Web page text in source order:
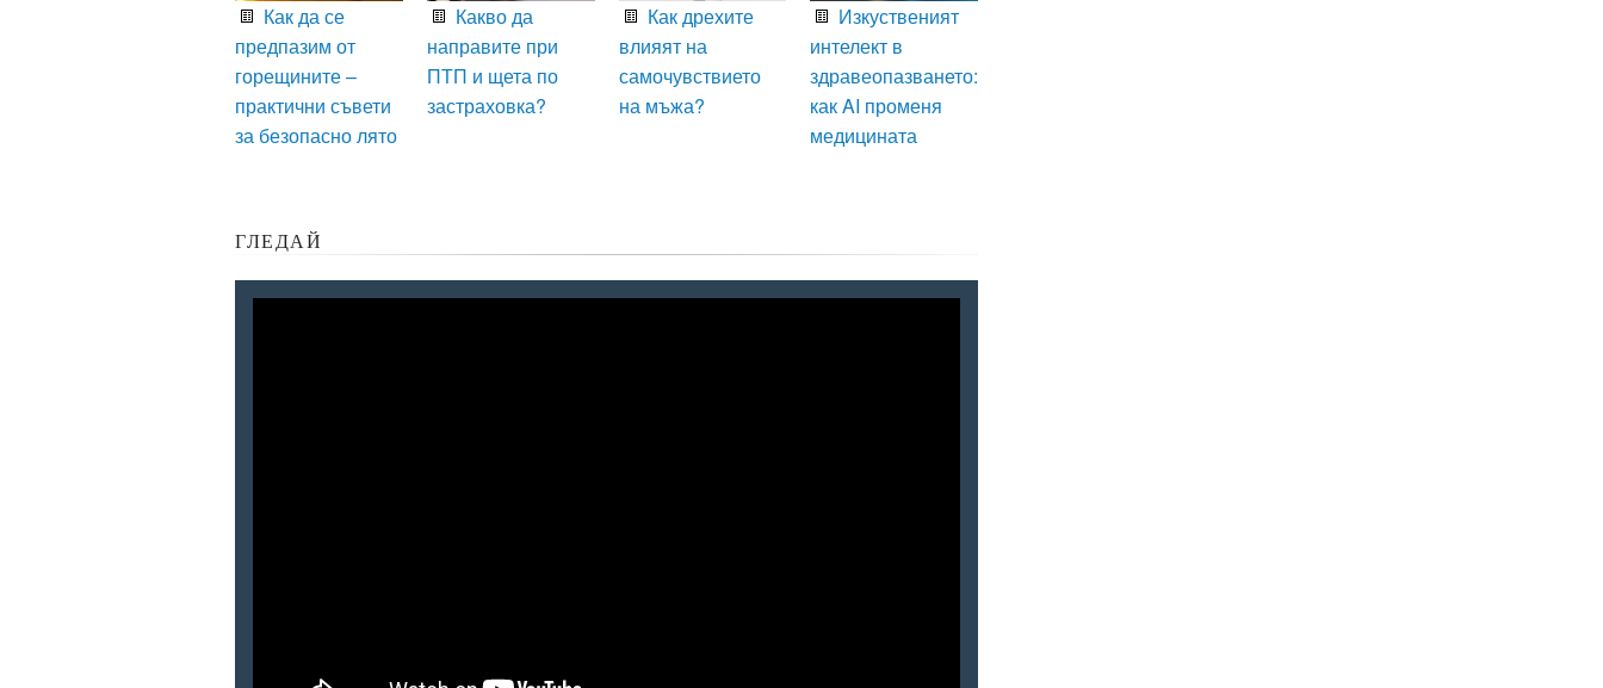
Как да се
предпазим от
горещините –
практични съвети
за безопасно лято
Какво да
направите при
ПТП и щета по
застраховка?
Как дрехите
влияят на
самочувствието
на мъжа?
Изкуственият
интелект в
здравеопазването:
как AI променя
медицината
ГЛЕДАЙ